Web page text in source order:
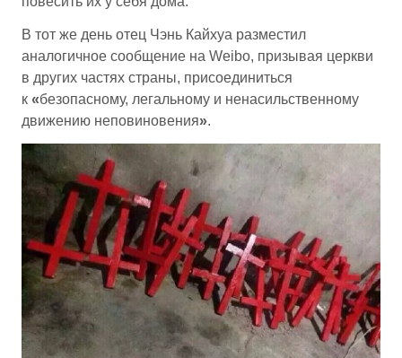
В тот же день отец Чэнь Кайхуа разместил
аналогичное сообщение на Weibo, призывая церкви
в других частях страны, присоединиться
к «безопасному, легальному и ненасильственному
движению неповиновения».